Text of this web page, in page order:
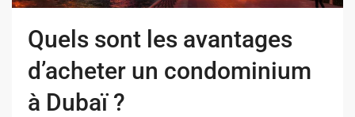
Quels sont les avantages
d’acheter un condominium
à Dubaï ?